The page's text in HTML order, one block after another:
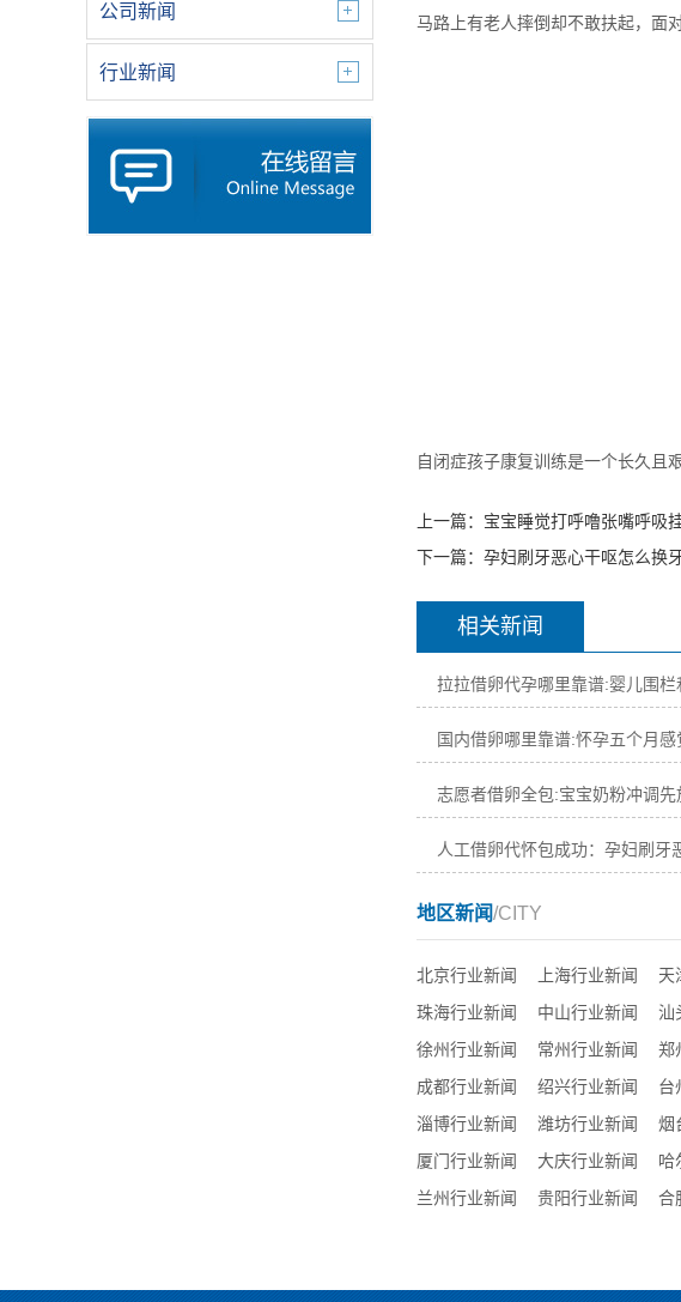
公司新闻
行业新闻
马路上有老人摔倒却不敢扶起，面
自闭症孩子康复训练是一个长久且
上一篇： 宝宝睡觉打呼噜张嘴呼吸
下一篇： 孕妇刷牙恶心干呕怎么换
相关新闻
地区新闻/CITY
北京行业新闻 上海行业新闻 天
珠海行业新闻
中山行业新闻 汕
徐州行业新闻
常州行业新闻 郑
成都行业新闻
绍兴行业新闻 台
淄博行业新闻
潍坊行业新闻 烟
厦门行业新闻
大庆行业新闻 哈
兰州行业新闻
贵阳行业新闻 合